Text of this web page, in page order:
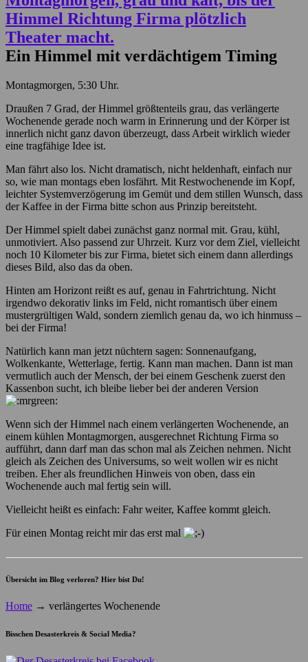
Ein Himmel mit verdächtigem Timing
Montagmorgen, 5:30 Uhr.
Draußen 7 Grad, der Himmel größtenteils grau, das verlängerte
Wochenende gerade noch warm in Erinnerung und der Körper ist
innerlich nicht ganz davon überzeugt, dass Arbeit wirklich wieder
eine tragfähige Idee ist.
Man fährt also los. Nicht dramatisch, nicht heldenhaft, einfach nur
so, wie man montags eben losfährt. Mit Restwochenende im Kopf,
leichter Systemverzögerung im Gemüt und dem stillen Wunsch, dass
der Kaffee in der Firma bitte schon aus Prinzip bereitsteht.
Der Himmel spielt dabei zunächst ganz normal mit. Grau, kühl,
unmotiviert. Also passend zur Uhrzeit. Kurz vor dem Ziel, vielleicht
noch 10 Kilometer bis zur Firma, bietet sich einem dann allerdings
dieses Bild, also das da oben.
Hinten am Horizont reißt es auf, genau in Fahrtrichtung. Nicht
irgendwo dekorativ links im Feld, nicht romantisch über einem
mustergrültigen Wald, sondern ziemlich genau da, wo ich hinmuss –
bei der Firma!
Natürlich kann man jetzt nüchtern sagen: Sonnenaufgang,
Wolkenkante, Wetterlage, fertig. Kann man machen. Dann ist man
vermutlich auch der Mensch, der bei einem Geschenk zuerst den
Kassenbon sucht, ich bleibe lieber bei der anderen Version
Wenn sich der Himmel nach einem verlängerten Wochenende, an
einem kühlen Montagmorgen, ausgerechnet Richtung Firma so
aufführt, dann darf man das schon mal als Zeichen nehmen. Nicht
gleich als Zeichen des Universums, so weit wollen wir es nicht
treiben. Eher als freundlichen Hinweis von oben, dass ein
Wochenende auch mal fertig sein will.
Vielleicht heißt es einfach: Fahr weiter, Kaffee kommt gleich.
Für einen Montag reicht mir das erst mal
Übersicht im Blog verloren? Hier bist Du!
Home → verlängertes Wochenende
Bisschen Desasterkreis & Social Media?